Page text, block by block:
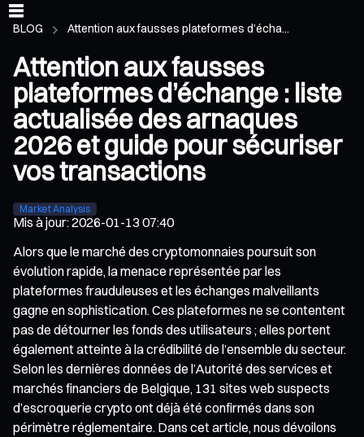
BLOG Attention aux fausses plateformes d’écha...
Attention aux fausses
plateformes d’échange : liste
actualisée des arnaques
2026 et guide pour sécuriser
vos transactions
Market Analysis
Mis à jour:2026-01-13 07:40
Alors que le marché des cryptomonnaies poursuit son
évolution rapide, la menace représentée par les
plateformes frauduleuses et les échanges malveillants
gagne en sophistication. Ces plateformes ne se contentent
pas de détourner les fonds des utilisateurs ; elles portent
également atteinte à la crédibilité de l’ensemble du secteur.
Selon les dernières données de l’Autorité des services et
marchés financiers de Belgique, 131 sites web suspects
d’escroquerie crypto ont déjà été confirmés dans son
périmètre réglementaire. Dans cet article, nous dévoilons